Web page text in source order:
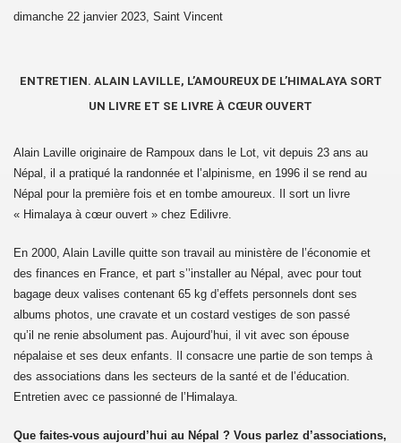
dimanche 22 janvier 2023, Saint Vincent
ENTRETIEN. ALAIN LAVILLE, L’AMOUREUX DE L’HIMALAYA SORT
UN LIVRE ET SE LIVRE À CŒUR OUVERT
Alain Laville originaire de Rampoux dans le Lot, vit depuis 23 ans au
Népal, il a pratiqué la randonnée et l’alpinisme, en 1996 il se rend au
Népal pour la première fois et en tombe amoureux. Il sort un livre
« Himalaya à cœur ouvert » chez Edilivre.
En 2000, Alain Laville quitte son travail au ministère de l’économie et
des finances en France, et part s’’installer au Népal, avec pour tout
bagage deux valises contenant 65 kg d’effets personnels dont ses
albums photos, une cravate et un costard vestiges de son passé
qu’il ne renie absolument pas. Aujourd’hui, il vit avec son épouse
népalaise et ses deux enfants. Il consacre une partie de son temps à
des associations dans les secteurs de la santé et de l’éducation.
Entretien avec ce passionné de l’Himalaya.
Que faites-vous aujourd’hui au Népal ? Vous parlez d’associations,
2021
aux dons 8 Septembre 2021
le 10 Mars 2022